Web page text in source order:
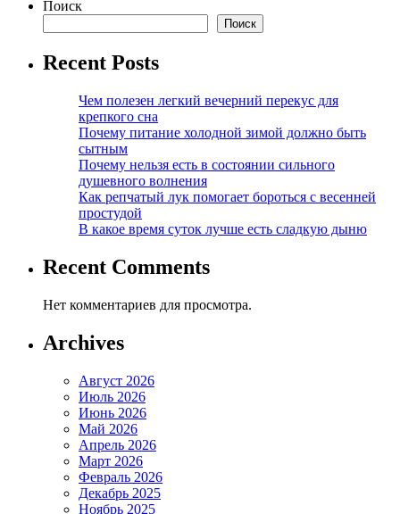
Поиск
Поиск
Recent Posts
Чем полезен легкий вечерний перекус для
крепкого сна
Почему питание холодной зимой должно быть
сытным
Почему нельзя есть в состоянии сильного
душевного волнения
Как репчатый лук помогает бороться с весенней
простудой
В какое время суток лучше есть сладкую дыню
Recent Comments
Нет комментариев для просмотра.
Archives
Август 2026
Июль 2026
Июнь 2026
Май 2026
Апрель 2026
Март 2026
Февраль 2026
Декабрь 2025
Ноябрь 2025